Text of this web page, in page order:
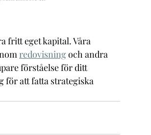
fritt eget kapital. Våra
redovisning och andra
förståelse för ditt
för att fatta strategiska